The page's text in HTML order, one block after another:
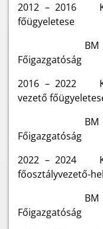
2012 – 2016
főügyeletese
BM
Főigazgatóság
2016 – 2022
vezető
BM
Főigazgatóság
2022 – 2024
főosztályvezető-
BM
Főigazgatóság